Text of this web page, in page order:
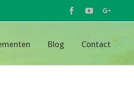
Facebook
YoutubeGoogle+
Blog Contact